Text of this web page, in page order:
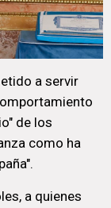
a servir
de los
como ha
a quienes